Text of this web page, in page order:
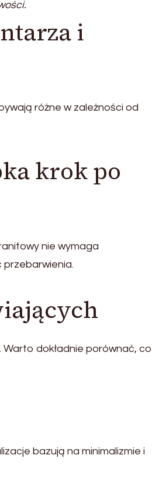
i
różne w zależności od
krok po
nie wymaga
dokładnie porównać, co
bazują na minimalizmie i